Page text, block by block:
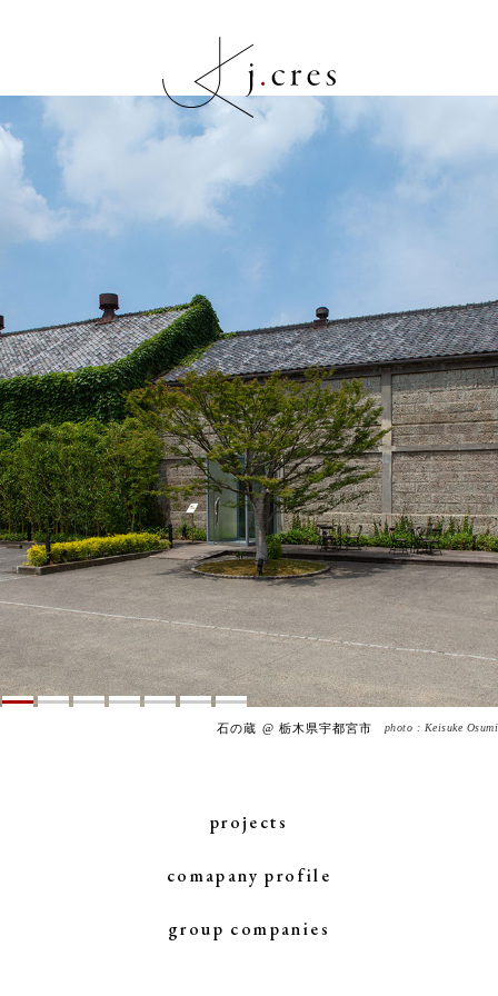
石の蔵 @ 栃木県宇都宮市 photo : Keisuke Osumi
projects
comapany profile
group companies